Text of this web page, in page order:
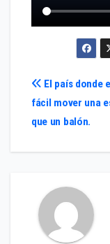
de
entradas
El país donde
fácil mover una
que un balón.